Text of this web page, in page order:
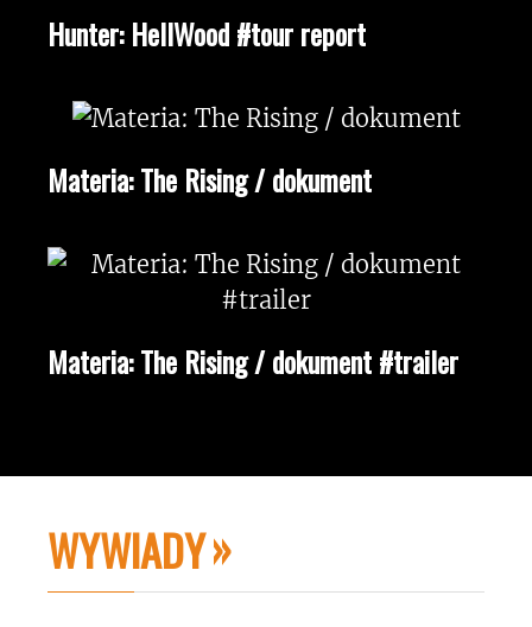
Hunter: HellWood #tour report
Materia: The Rising / dokument
Materia: The Rising / dokument #trailer
WYWIADY